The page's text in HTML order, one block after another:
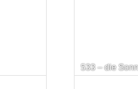
533 – die